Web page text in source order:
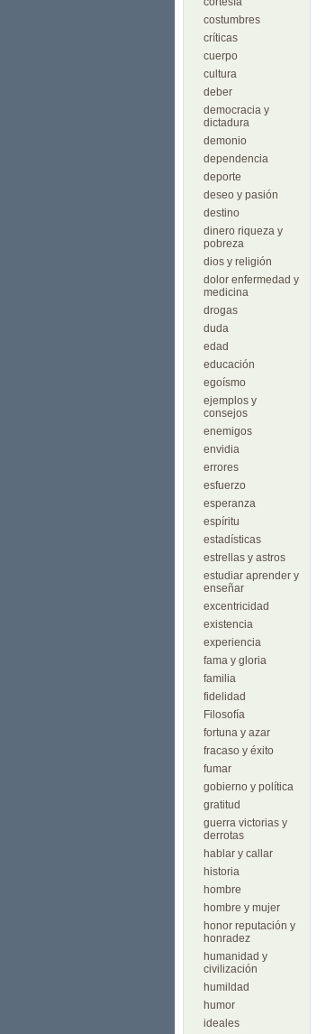
costumbres
críticas
cuerpo
cultura
deber
democracia y
dictadura
demonio
dependencia
deporte
deseo y pasión
destino
dinero riqueza y
pobreza
dios y religión
dolor enfermedad y
medicina
drogas
duda
edad
educación
egoísmo
ejemplos y
consejos
enemigos
envidia
errores
esfuerzo
esperanza
espíritu
estadísticas
estrellas y astros
estudiar aprender y
enseñar
excentricidad
existencia
experiencia
fama y gloria
familia
fidelidad
Filosofía
fortuna y azar
fracaso y éxito
fumar
gobierno y política
gratitud
guerra victorias y
derrotas
hablar y callar
historia
hombre
hombre y mujer
honor reputación y
honradez
humanidad y
civilización
humildad
humor
ideales